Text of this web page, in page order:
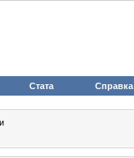
Стата Справка